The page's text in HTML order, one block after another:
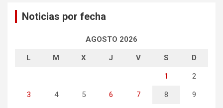
Noticias por fecha
AGOSTO 2026
L M X J V S D
1 2
3 4 5 6 7 8 9